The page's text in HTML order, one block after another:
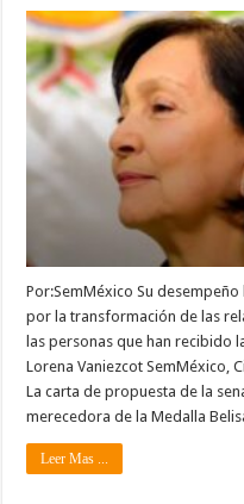
Por:SemMéxico Su
por la transformación de las
las personas que han recibido
Lorena Vaniezcot SemMéxico,
La carta de propuesta de la
merecedora de la Medalla
Leer Mas ...